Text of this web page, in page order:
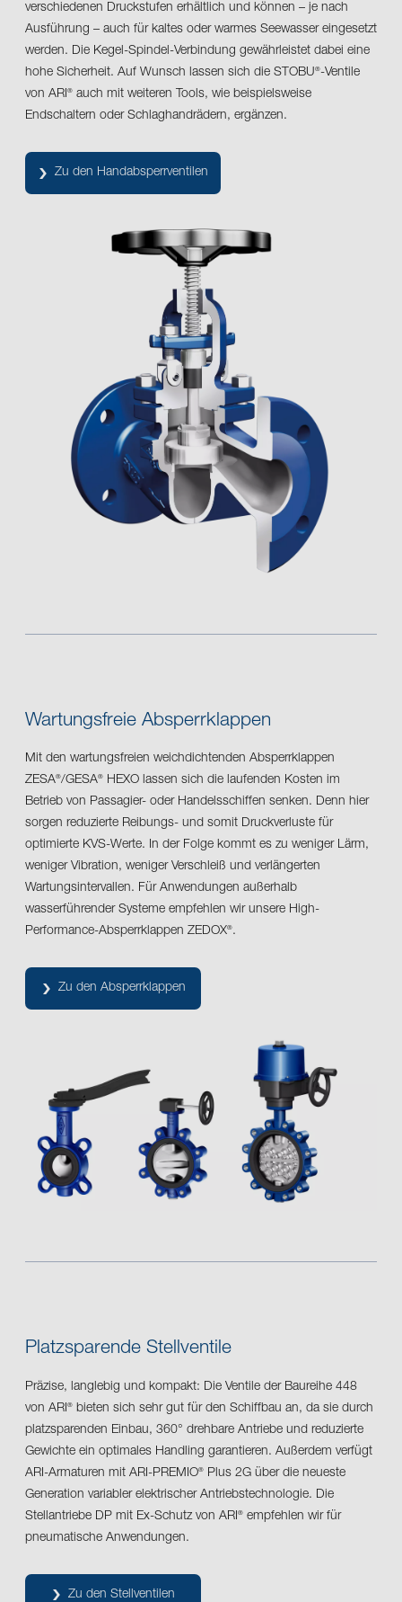
verschiedenen Druckstufen erhältlich und können – je nach
Ausführung – auch für kaltes oder warmes Seewasser eingesetzt
werden. Die Kegel-Spindel-Verbindung gewährleistet dabei eine
hohe Sicherheit. Auf Wunsch lassen sich die STOBU®-Ventile
von ARI® auch mit weiteren Tools, wie beispielsweise
Endschaltern oder Schlaghandrädern, ergänzen.
Zu den Handabsperrventilen
Wartungsfreie Absperrklappen
Mit den wartungsfreien weichdichtenden Absperrklappen
ZESA®/GESA®
HEXO lassen sich die laufenden Kosten im
Betrieb von Passagier- oder Handelsschiffen senken. Denn hier
sorgen reduzierte Reibungs- und somit Druckverluste für
optimierte KVS-Werte. In der Folge kommt es zu weniger Lärm,
weniger Vibration, weniger Verschleiß und verlängerten
Wartungsintervallen. Für Anwendungen außerhalb
wasserführender Systeme empfehlen wir unsere High-
Performance-Absperrklappen ZEDOX®.
Zu den Absperrklappen
Platzsparende Stellventile
Präzise, langlebig und kompakt: Die Ventile der Baureihe 448
von ARI ®
bieten sich sehr gut für den Schiffbau an, da sie durch
platzsparenden Einbau, 360° drehbare Antriebe und reduzierte
Gewichte ein optimales Handling garantieren. Außerdem verfügt
ARI-Armaturen mit ARI-PREMIO®
Plus 2G über die neueste
Generation variabler elektrischer Antriebstechnologie. Die
Stellantriebe DP mit Ex-Schutz von ARI ® empfehlen wir für
pneumatische Anwendungen.
Zu den Stellventilen